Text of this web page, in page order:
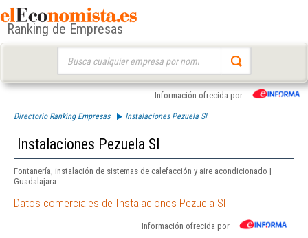
Ranking de Empresas
Información ofrecida por
Directorio Ranking Empresas Instalaciones Pezuela Sl
Instalaciones Pezuela Sl
Fontanería, instalación de sistemas de calefacción y aire acondicionado |
Guadalajara
Datos comerciales de Instalaciones Pezuela Sl
Información ofrecida por